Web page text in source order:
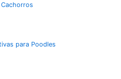
para Poodles